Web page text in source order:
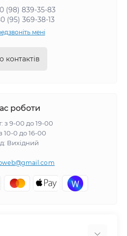
(98) 839-35-83
(95) 369-38-13
мені
контактів
роботи
з 9-00 до 19-00
10-0 до 16-00
Вихідний